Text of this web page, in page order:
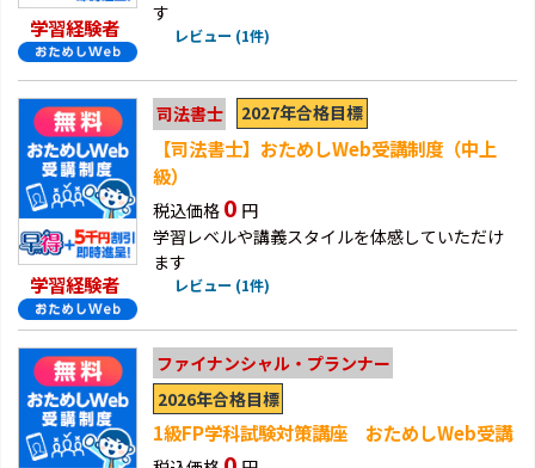
学習経験者
す
レビュー (1件)
学習経験者
司法書士 2027年合格目標
【司法書士】おためしWeb受講制度（中上
級）
税込価格 0 円
学習レベルや講義スタイルを体感していただけ
ます
レビュー (1件)
ファイナンシャル・プランナー
2026年合格目標
1級FP学科試験対策講座 おためしWeb受講